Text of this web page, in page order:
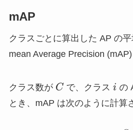
mAP
クラスごとに算出した AP の
mean Average Precision (mAP)
クラス数が C
C で、クラスi
i の
とき、mAP は次のように計算